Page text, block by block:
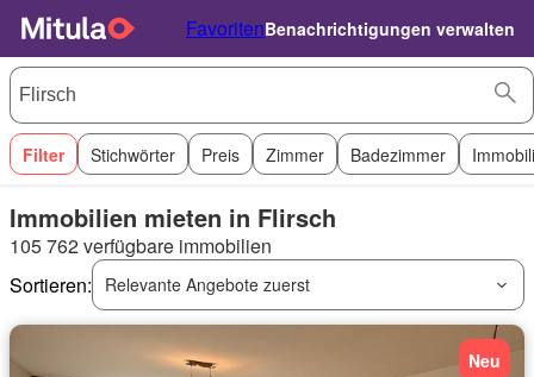
FavoritenBenachrichtigungen verwalten
Filter Stichwörter Preis Zimmer Badezimmer
Immobilien mieten in Flirsch
105 762 verfügbare immobilien
Sortieren:
Relevante Angebote zuerst
Neu